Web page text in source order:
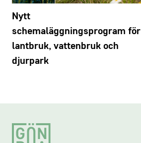
Nytt
schemaläggningsprogram för
lantbruk, vattenbruk och
djurpark
Footer